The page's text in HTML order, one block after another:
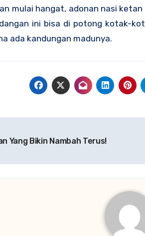
mulai hangat, adonan nasi
ini bisa di potong kotak-
ada kandungan madunya.
Yang Bikin Nambah Terus!